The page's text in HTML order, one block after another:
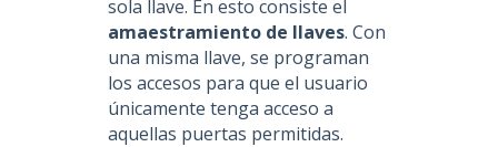
sola llave. En esto consiste el
amaestramiento de llaves. Con
una misma llave, se programan
los accesos para que el usuario
únicamente tenga acceso a
aquellas puertas permitidas.